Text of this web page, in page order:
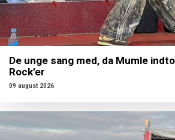
De unge sang med, da Mumle
Rock’er
09 august 2026